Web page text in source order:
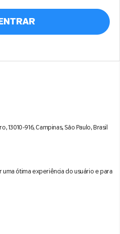
ENTRAR
13010-916, Campinas, São Paulo, Brasil
uma ótima experiência do usuário e para